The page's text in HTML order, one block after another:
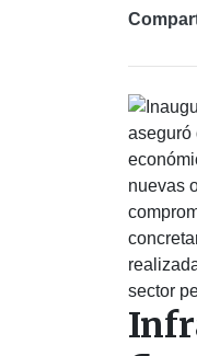
aseguró
nuevas
sector